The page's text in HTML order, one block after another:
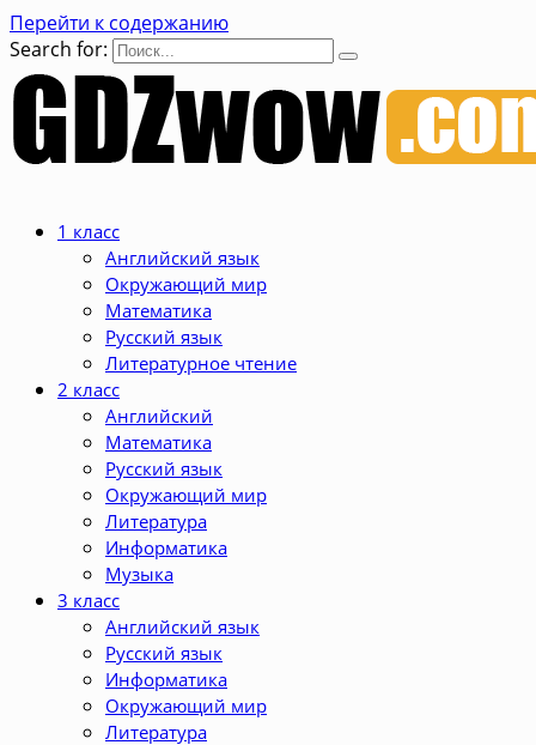
Перейти к содержанию
Search for:
1 класс
Английский язык
Окружающий мир
Математика
Русский язык
Литературное чтение
2 класс
Английский
Математика
Русский язык
Окружающий мир
Литература
Информатика
Музыка
3 класс
Английский язык
Русский язык
Информатика
Окружающий мир
Литература